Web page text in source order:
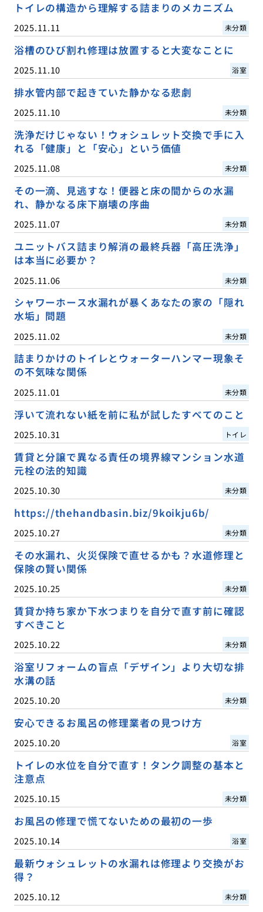
トイレの構造から理解する詰まりのメカニズム
2025.11.11 未分類
浴槽のひび割れ修理は放置すると大変なことに
2025.11.10 浴室
排水管内部で起きていた静かなる悲劇
2025.11.10 未分類
洗浄だけじゃない！ウォシュレット交換で手に入
れる「健康」と「安心」という価値
2025.11.08 未分類
その一滴、見逃すな！便器と床の間からの水漏
れ、静かなる床下崩壊の序曲
2025.11.07 未分類
ユニットバス詰まり解消の最終兵器「高圧洗浄」
は本当に必要か？
2025.11.06 未分類
シャワーホース水漏れが暴くあなたの家の「隠れ
水垢」問題
2025.11.02 未分類
詰まりかけのトイレとウォーターハンマー現象そ
の不気味な関係
2025.11.01 未分類
浮いて流れない紙を前に私が試したすべてのこと
2025.10.31 トイレ
賃貸と分譲で異なる責任の境界線マンション水道
元栓の法的知識
2025.10.30 未分類
https://thehandbasin.biz/9koikju6b/
2025.10.27 未分類
その水漏れ、火災保険で直せるかも？水道修理と
保険の賢い関係
2025.10.25 未分類
賃貸か持ち家か下水つまりを自分で直す前に確認
すべきこと
2025.10.22 未分類
浴室リフォームの盲点「デザイン」より大切な排
水溝の話
2025.10.20 未分類
安心できるお風呂の修理業者の見つけ方
2025.10.20 浴室
トイレの水位を自分で直す！タンク調整の基本と
注意点
2025.10.15 未分類
お風呂の修理で慌てないための最初の一歩
2025.10.14 浴室
最新ウォシュレットの水漏れは修理より交換がお
得？
2025.10.12 未分類